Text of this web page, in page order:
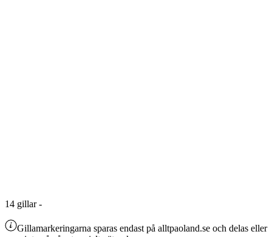
14 gillar-
Gillamarkeringarna sparas endast på alltpaoland.se och delas eller